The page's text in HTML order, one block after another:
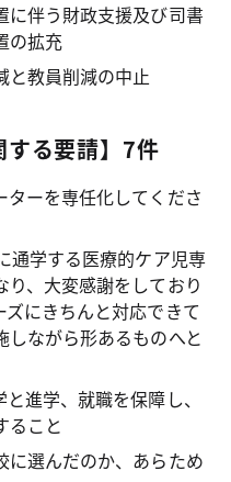
に伴う財政支援及び司書
の拡充
と教員削減の中止
する要請】7件
ーを専任化してくださ
通学する医療的ケア児専
、大変感謝をしており
ズにきちんと対応できて
しながら形あるものへと
進学、就職を保障し、
ること
に選んだのか、あらため